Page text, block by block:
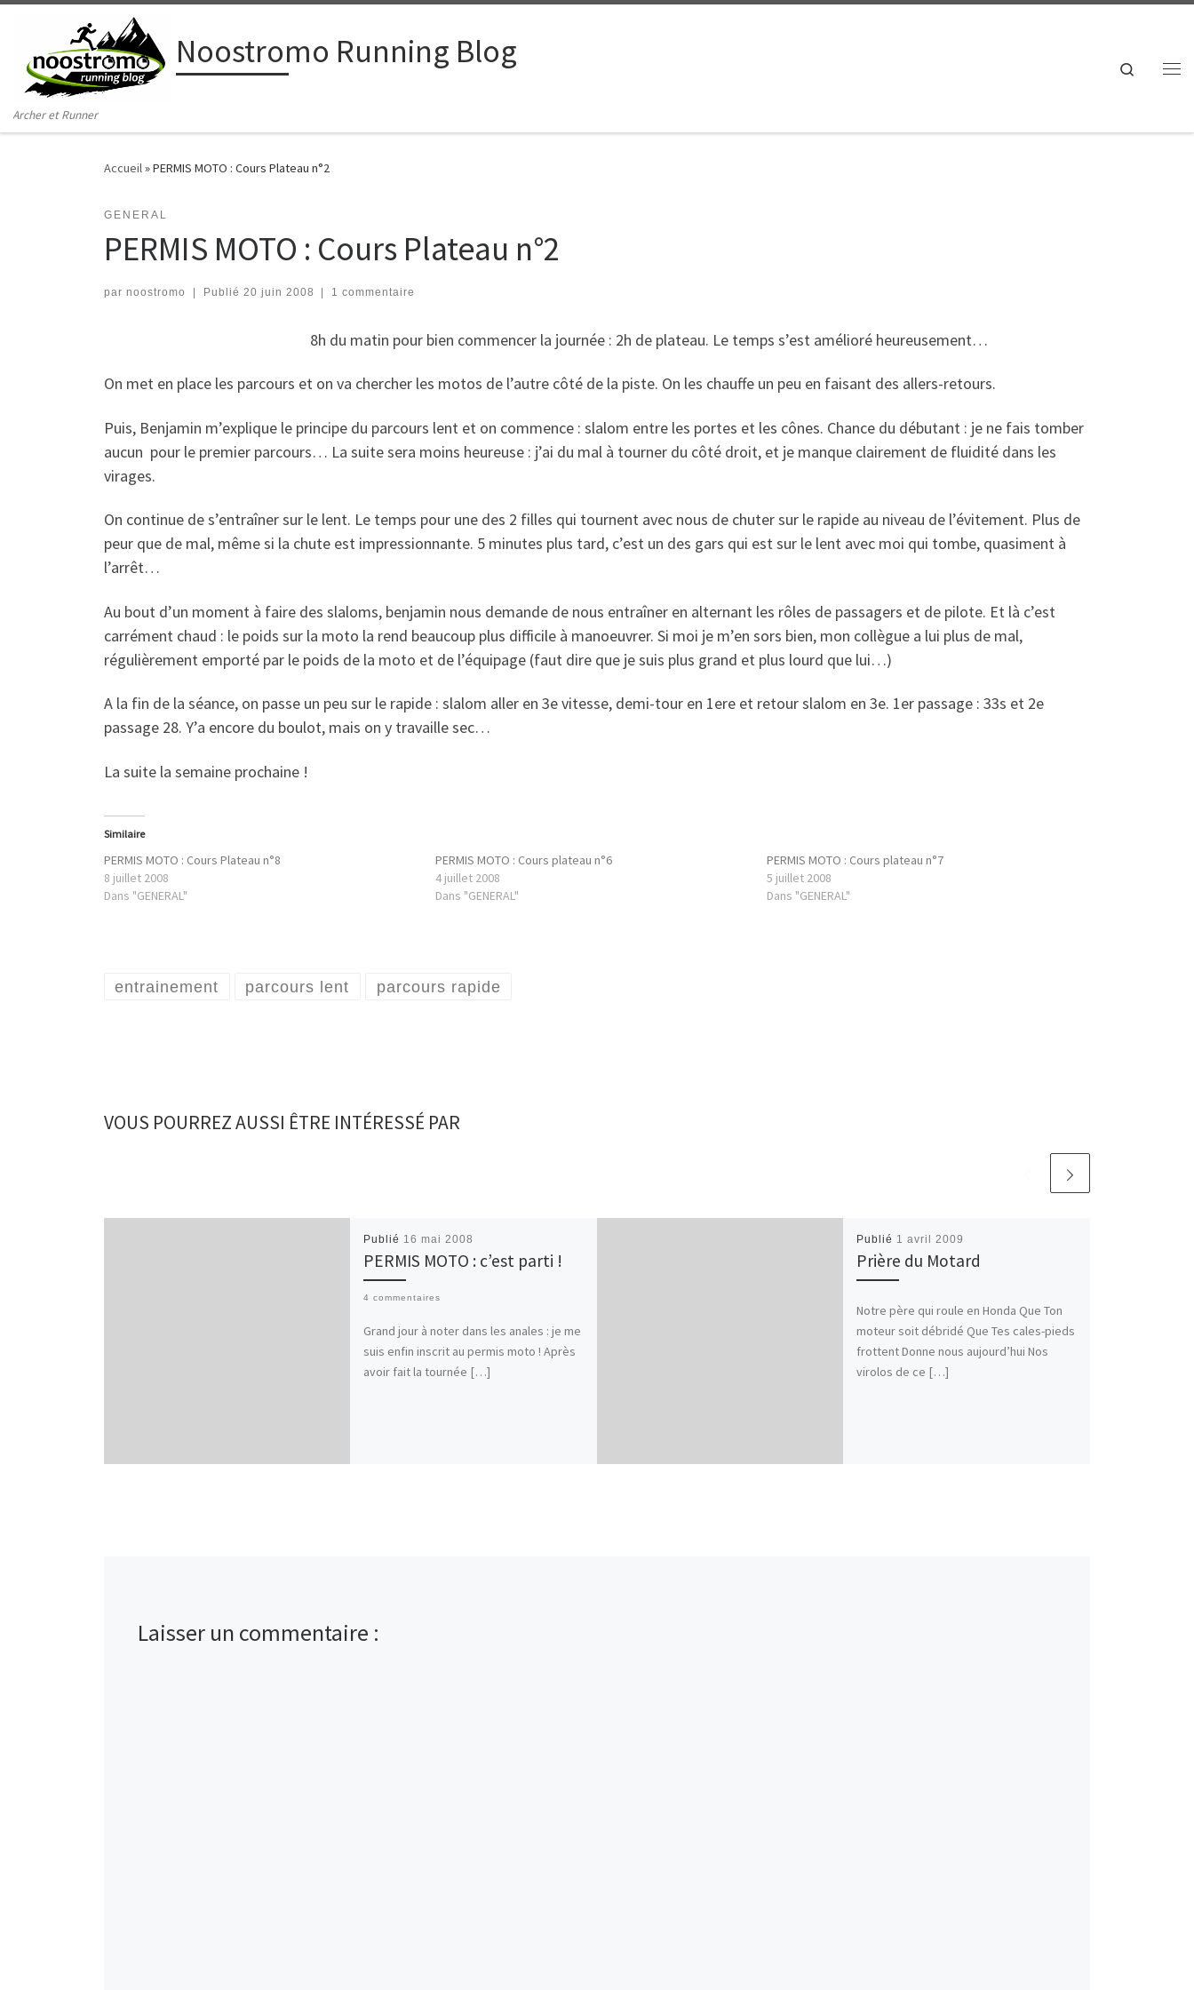
Passer au contenu
Noostromo Running Blog
Archer et Runner
Search
Accueil»PERMIS MOTO : Cours Plateau n°2
GENERAL
PERMIS MOTO : Cours Plateau n°2
par noostromo | Publié 20 juin 2008 | 1 commentaire
8h du matin pour bien commencer la journée : 2h de plateau. Le temps s’est amélioré heureusement…
On met en place les parcours et on va chercher les motos de l’autre côté de la piste. On les chauffe un peu en faisant des allers-retours.
Puis, Benjamin m’explique le principe du parcours lent et on commence : slalom entre les portes et les cônes. Chance du débutant : je ne fais tomber
aucun pour le premier parcours… La suite sera moins heureuse : j’ai du mal à tourner du côté droit, et je manque clairement de fluidité dans les
virages.
On continue de s’entraîner sur le lent. Le temps pour une des 2 filles qui tournent avec nous de chuter sur le rapide au niveau de l’évitement. Plus de
peur que de mal, même si la chute est impressionnante. 5 minutes plus tard, c’est un des gars qui est sur le lent avec moi qui tombe, quasiment à
l’arrêt…
Au bout d’un moment à faire des slaloms, benjamin nous demande de nous entraîner en alternant les rôles de passagers et de pilote. Et là c’est
carrément chaud : le poids sur la moto la rend beaucoup plus difficile à manoeuvrer. Si moi je m’en sors bien, mon collègue a lui plus de mal,
régulièrement emporté par le poids de la moto et de l’équipage (faut dire que je suis plus grand et plus lourd que lui…)
A la fin de la séance, on passe un peu sur le rapide : slalom aller en 3e vitesse, demi-tour en 1ere et retour slalom en 3e. 1er passage : 33s et 2e
passage 28. Y’a encore du boulot, mais on y travaille sec…
La suite la semaine prochaine !
Similaire
PERMIS MOTO : Cours Plateau n°8
8 juillet 2008
Dans "GENERAL"
PERMIS MOTO : Cours plateau n°6
4 juillet 2008
Dans "GENERAL"
PERMIS MOTO : Cours plateau n°7
5 juillet 2008
Dans "GENERAL"
entrainement parcours lent parcours rapide
VOUS POURREZ AUSSI ÊTRE INTÉRESSÉ PAR
Publié 16 mai 2008
PERMIS MOTO : c’est parti !
4 commentaires
Grand jour à noter dans les anales : je me
suis enfin inscrit au permis moto ! Après
avoir fait la tournée […]
Publié 1 avril 2009
Prière du Motard
Notre père qui roule en Honda Que Ton
moteur soit débridé Que Tes cales-pieds
frottent Donne nous aujourd’hui Nos
virolos de ce […]
Laisser un commentaire :